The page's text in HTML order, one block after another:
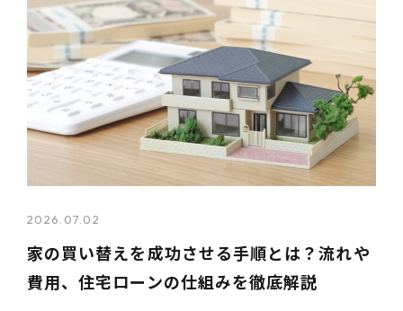
2026.07.02
家の買い替えを成功させる手順とは？流れや
費用、住宅ローンの仕組みを徹底解説